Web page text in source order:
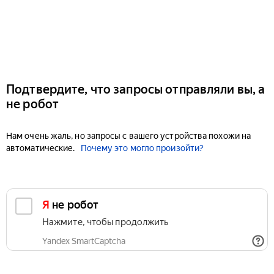
Подтвердите, что запросы отправляли вы, а
не робот
Нам очень жаль, но запросы с вашего устройства похожи на
автоматические.
Почему это могло произойти?
Я не робот
Нажмите, чтобы продолжить
Yandex SmartCaptcha